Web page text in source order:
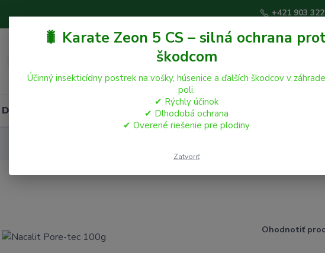
+421 903
Domáci miláčikovia Hospodárske zvieratá
Ohodnotiť
🐛 Karate Zeon 5 CS – silná ochrana
škodcom
Účinný insekticídny postrek na vošky, húsenice a ďalších škodcov v
poli.
✔ Rýchly účinok
✔ Dlhodobá ochrana
✔ Overené riešenie pre plodiny
Zatvoriť